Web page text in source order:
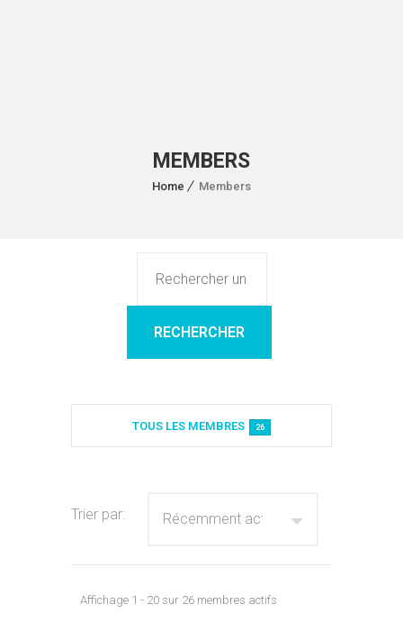
MEMBERS
Home Members
TOUS LES MEMBRES 26
Trier par:
Annuaire des membres
Affichage 1 - 20 sur 26 membres actifs